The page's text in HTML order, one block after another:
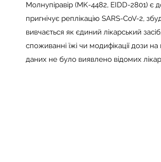
Молнупіравір (MK-4482, EIDD-2801)
пригнічує реплікацію SARS-CoV-2,
вивчається як єдиний лікарський
споживанні їжі чи модифікації дози
даних не було виявлено відомих